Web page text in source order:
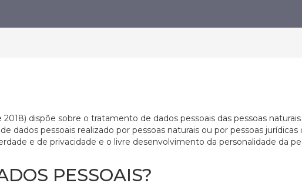
dispõe sobre o tratamento de dados pessoais das pessoas
dados pessoais realizado por pessoas naturais ou por pessoas
e de privacidade e o livre desenvolvimento da personalidade da
PESSOAIS?